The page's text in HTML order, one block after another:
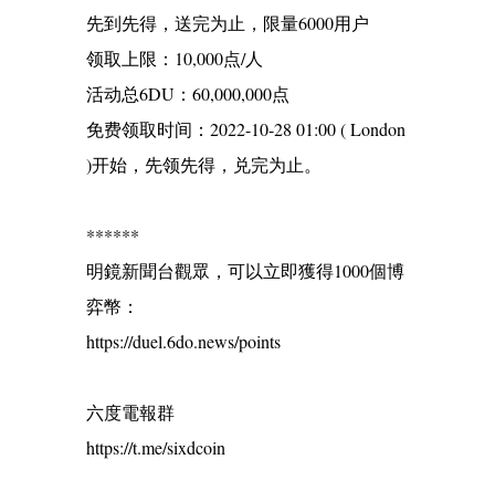
先到先得，送完为止，限量6000用户
领取上限：10,000点/人
活动总6DU：60,000,000点
免费领取时间：2022-10-28 01:00 ( London
)开始，先领先得，兑完为止。
******
明鏡新聞台觀眾，可以立即獲得1000個博
弈幣：
https://duel.6do.news/points
六度電報群
https://t.me/sixdcoin